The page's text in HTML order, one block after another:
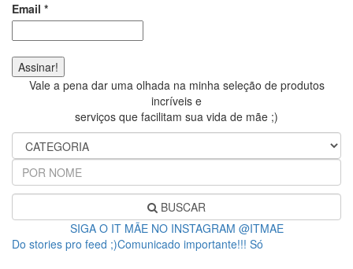
Email *
Vale a pena dar uma olhada na minha seleção de produtos
incríveis e
serviços que facilitam sua vida de mãe ;)
BUSCAR
SIGA O IT MÃE NO INSTAGRAM @ITMAE
Do stories pro feed ;)Comunicado importante!!! Só